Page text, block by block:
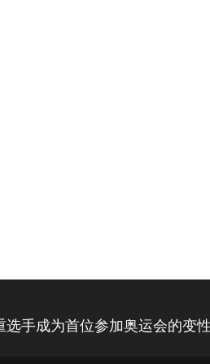
选手成为首位参加奥运会的变